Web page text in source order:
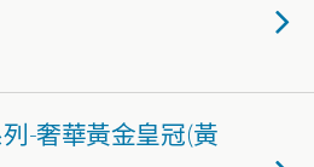
-奢華黃金皇冠(黃